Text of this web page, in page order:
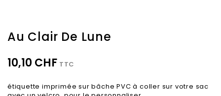
Au Clair De Lune
10,10 CHF TTC
étiquette imprimée sur bâche PVC à coller sur votre sac